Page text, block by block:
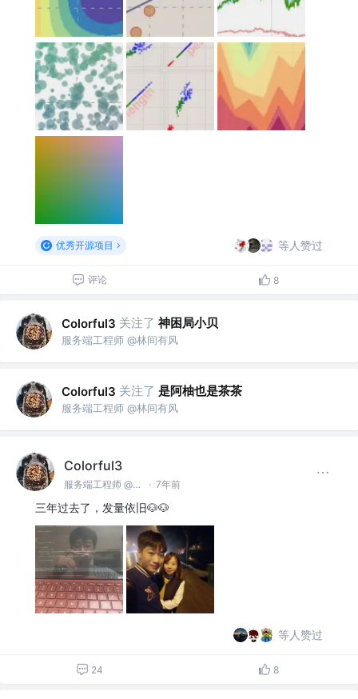
优秀开源项目 等人赞过
评论 8
Colorful3 关注了 神困局小贝
服务端工程师 @林间有风
Colorful3 关注了 是阿柚也是茶茶
服务端工程师 @林间有风
Colorful3
服务端工程师 @林间有风 · 7年前
三年过去了，发量依旧🐶🐶
等人赞过
24 8